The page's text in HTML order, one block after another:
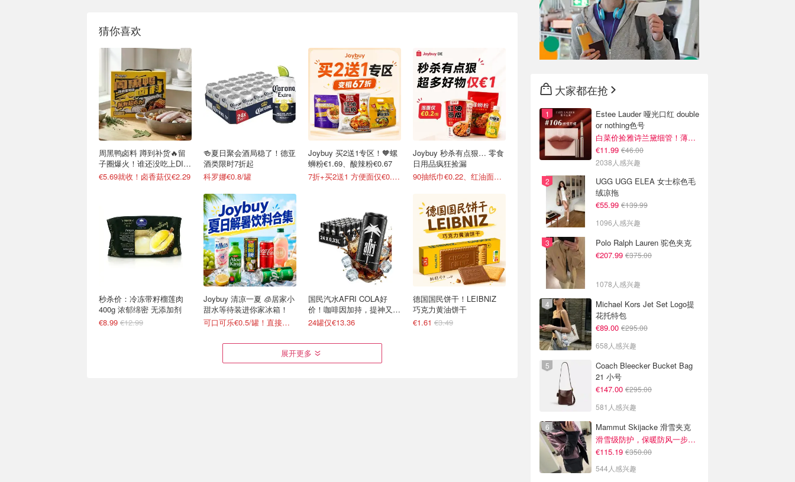
猜你喜欢
周黑鸭卤料 蹲到补货🔥留
子圈爆火！谁还没吃上DIY
卤货
€5.69就收！卤香菇仅€2.29
秒杀价：冷冻带籽榴莲肉
400g 浓郁绵密 无添加剂
€8.99 €12.99
🍻夏日聚会酒局稳了！德亚
酒类限时7折起
科罗娜€0.8/罐
Joybuy 清凉一夏 🧊居家小
甜水等待装进你家冰箱！
可口可乐€0.5/罐！直接送家门口
Joybuy 买2送1专区！🧡螺
蛳粉€1.69、酸辣粉€0.67
7折+买2送1 方便面仅€0.47/包
国民汽水AFRI COLA好
价！咖啡因加持，提神又爽
口！
24罐仅€13.36
Joybuy 秒杀有点狠… 零食
日用品疯狂捡漏
90抽纸巾€0.22、红油面皮€0.99
德国国民饼干！LEIBNIZ
巧克力黄油饼干
€1.61 €3.49
展开更多
大家都在抢
Estee Lauder 哑光口红 double
or nothing色号
白菜价捡雅诗兰黛细管！薄涂没毛病
€11.99 €46.00
2038人感兴趣
UGG UGG ELEA 女士棕色毛
绒凉拖
€55.99 €139.99
1096人感兴趣
Polo Ralph Lauren 驼色夹克
€207.99 €375.00
1078人感兴趣
Michael Kors Jet Set Logo提
花托特包
€89.00 €295.00
658人感兴趣
Coach Bleecker Bucket Bag
21 小号
€147.00 €295.00
581人感兴趣
Mammut Skijacke 滑雪夹克
滑雪级防护，保暖防风一步到位！仅剩s！
€115.19 €350.00
544人感兴趣